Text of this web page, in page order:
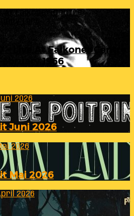
At Falkoner Centre
1966
– Live At Falkoner Centre
1966
2026
Juni 2026
2026
Mai 2026
2026